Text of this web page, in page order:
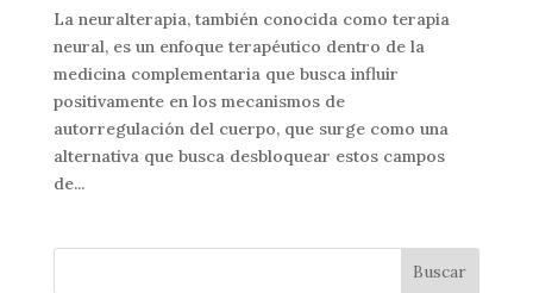
La neuralterapia, también conocida como terapia
neural, es un enfoque terapéutico dentro de la
medicina complementaria que busca influir
positivamente en los mecanismos de
autorregulación del cuerpo, que surge como una
alternativa que busca desbloquear estos campos
de...
Buscar